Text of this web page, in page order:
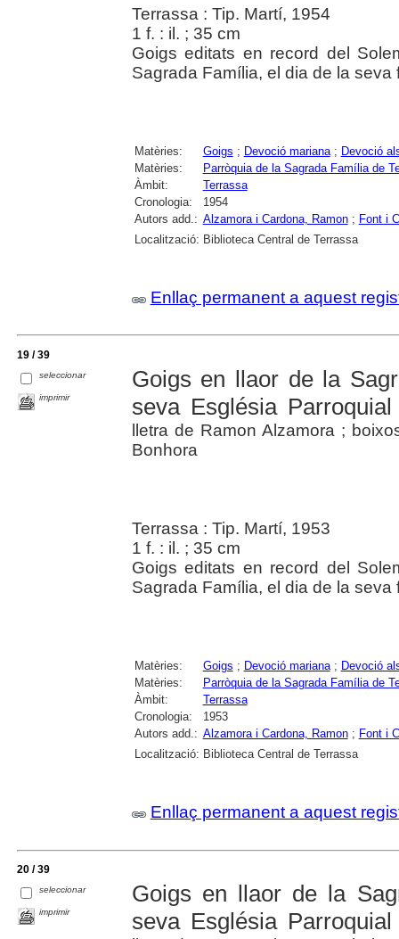
Terrassa : Tip. Martí, 1954
1 f. : il. ; 35 cm
Goigs editats en record del
Sagrada Família, el dia de la
Matèries: Goigs ; Devoció mariana; Devoció
Matèries:
Parròquia de la Sagrada Família de
Àmbit:
Terrassa
Cronologia:
1954
Autors add.: Alzamora i Cardona, Ramon; Font i
Localització: Biblioteca Central de Terrassa
Enllaç permanent a aquest
19 / 39
seleccionar
imprimir
Goigs en llaor de la
seva Església
lletra de Ramon Alzamora ;
Bonhora
Terrassa : Tip. Martí, 1953
1 f. : il. ; 35 cm
Goigs editats en record del
Sagrada Família, el dia de la
Matèries: Goigs ; Devoció mariana; Devoció
Matèries:
Parròquia de la Sagrada Família de
Àmbit:
Terrassa
Cronologia:
1953
Autors add.: Alzamora i Cardona, Ramon; Font i
Localització: Biblioteca Central de Terrassa
Enllaç permanent a aquest
20 / 39
seleccionar
imprimir
Goigs en llaor de la
seva Església